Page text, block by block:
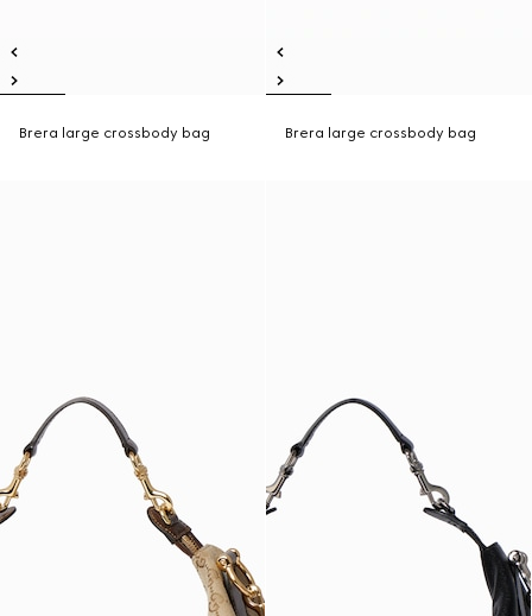
Brera large crossbody bag Brera large crossbody bag